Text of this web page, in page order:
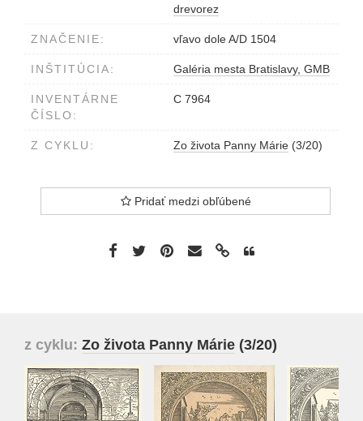
drevorez
ZNAČENIE: vľavo dole A/D 1504
INŠTITÚCIA: Galéria mesta Bratislavy, GMB
INVENTÁRNE
ČÍSLO:
C 7964
Z CYKLU: Zo života Panny Márie (3/20)
Pridať medzi obľúbené
z cyklu: Zo života Panny Márie (3/20)